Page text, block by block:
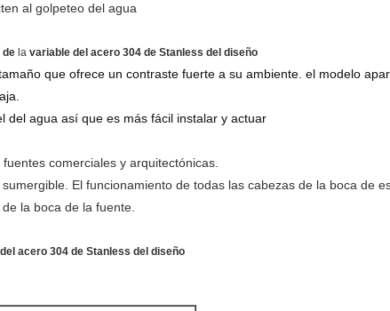
al golpeteo del agua
de la variable del acero 304 de Stanless del diseño
que ofrece un contraste fuerte a su ambiente. el modelo
del agua así que es más fácil instalar y actuar
comerciales y arquitectónicas.
El funcionamiento de todas las cabezas de la boca de
la boca de la fuente.
acero 304 de Stanless del diseño